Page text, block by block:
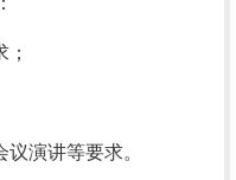
演讲等要求。